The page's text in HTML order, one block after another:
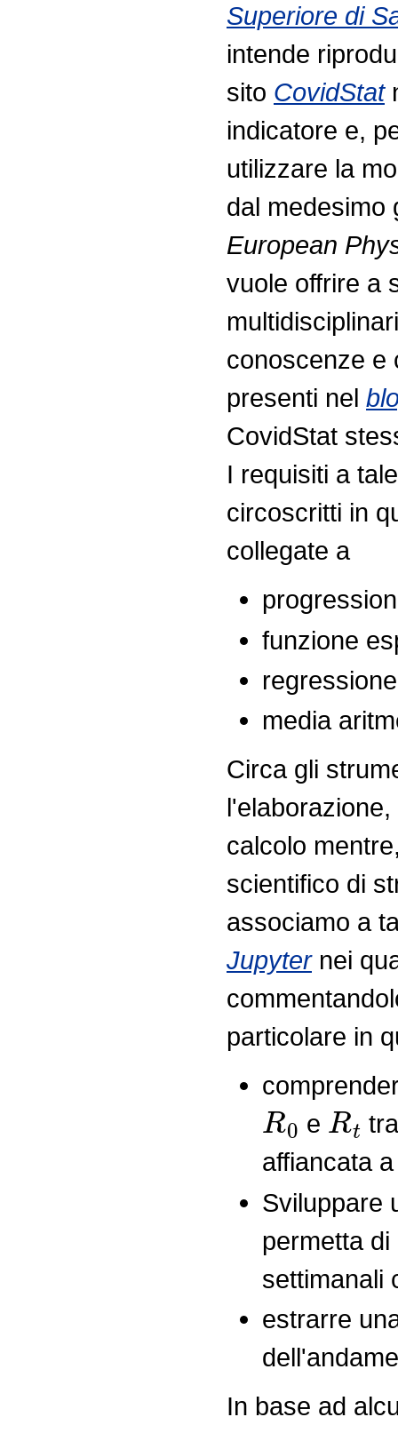
Superiore di
intende
sito CovidStat
indicatore e,
utilizzare la
dal medesimo
European
vuole offrire a
conoscenze e
presenti nel
CovidStat
I requisiti a
circoscritti in
collegate a
funzione
media
Circa gli
calcolo
scientifico di
associamo a
Jupyternei
particolare in
R0
e
Rt
affiancata
Sviluppare
permetta
settimanali
estrarre
In base ad